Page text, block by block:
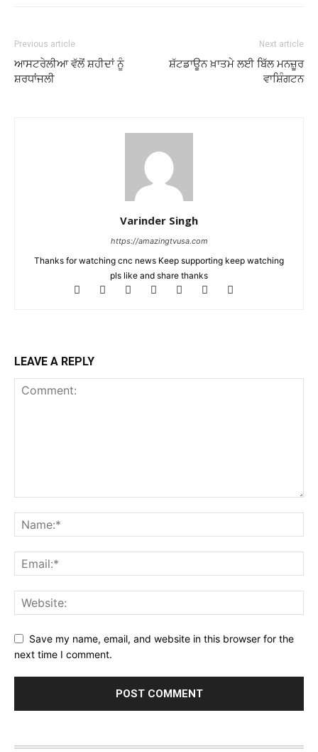
Previous article
ਆਸਟਰੇਲੀਆ ਵੱਲੋਂ ਸ਼ਹੀਦਾਂ ਨੂੰ
ਸ਼ਰਧਾਂਜਲੀ
Next article
ਸ਼ੱਟਡਾਊਨ ਖ਼ਾਤਮੇ ਲਈ ਬਿੱਲ ਮਨਜ਼ੂਰ
ਵਾਸ਼ਿੰਗਟਨ
Varinder Singh
https://amazingtvusa.com
Thanks for watching cnc news Keep supporting keep watching
pls like and share thanks
LEAVE A REPLY
Save my name, email, and website in this browser for the
next time I comment.